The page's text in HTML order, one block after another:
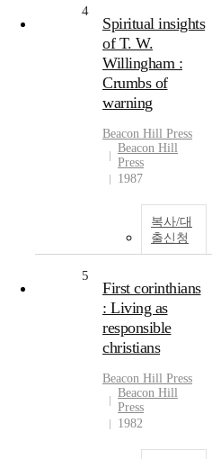
4
Spiritual insights
of T. W.
Willingham :
Crumbs of
warning
Beacon Hill Press
Beacon Hill
Press
1987
복사/대
출신청
5
First corinthians
: Living as
responsible
christians
Beacon Hill Press
Beacon Hill
Press
1982